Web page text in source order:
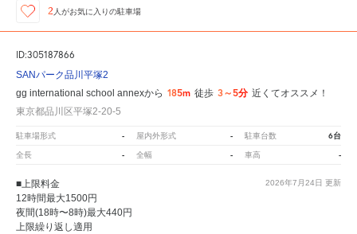
2 人がお気に入りの駐車場
ID:305187866
SANパーク品川平塚2
gg international school annexから 185m 徒歩 3～5分 近くてオススメ！
東京都品川区平塚2-20-5
駐車場形式 - 屋内外形式 - 駐車台数 6台
全長 - 全幅 - 車高 -
2026年7月24日 更新
■上限料金
12時間最大1500円
夜間(18時〜8時)最大440円
上限繰り返し適用